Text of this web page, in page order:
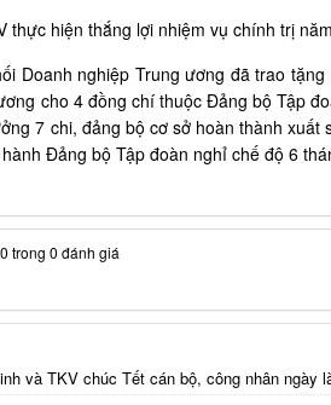
Doanh nghiệp Trung ương đã trao
cho 4 đồng chí thuộc Đảng bộ Tập
7 chi, đảng bộ cơ sở hoàn thành
Đảng bộ Tập đoàn nghỉ chế độ 6
trong 0 đánh giá
và TKV chúc Tết cán bộ, công nhân ngày